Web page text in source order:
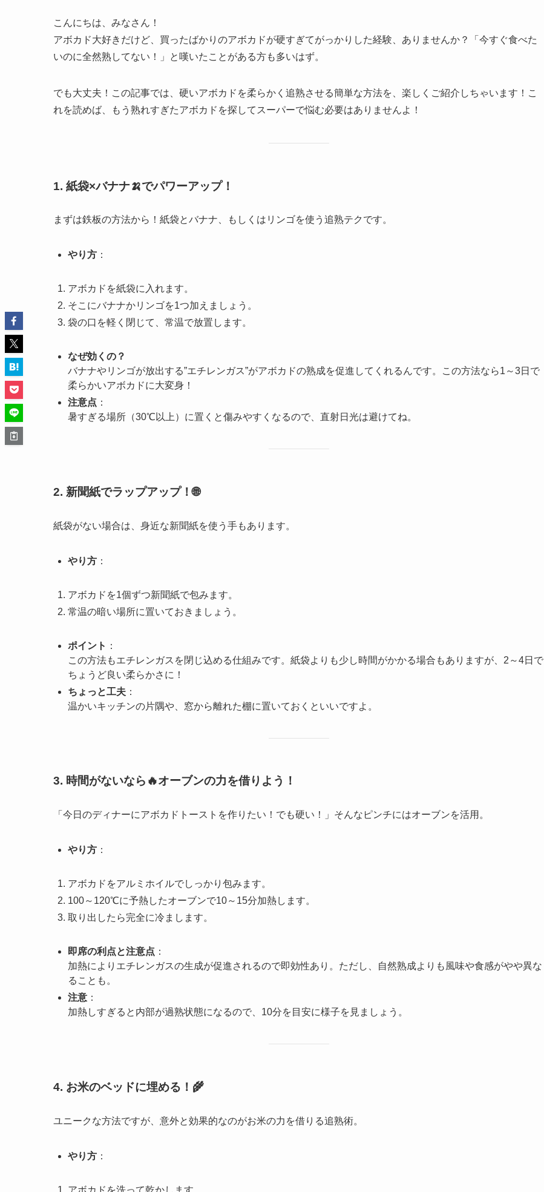
こんにちは、みなさん！
アボカド大好きだけど、買ったばかりのアボカドが硬すぎてがっかりした経験、ありませんか？「今すぐ食べた
いのに全然熟してない！」と嘆いたことがある方も多いはず。
でも大丈夫！この記事では、硬いアボカドを柔らかく追熟させる簡単な方法を、楽しくご紹介しちゃいます！こ
れを読めば、もう熟れすぎたアボカドを探してスーパーで悩む必要はありませんよ！
1. 紙袋×バナナ🍌でパワーアップ！
まずは鉄板の方法から！紙袋とバナナ、もしくはリンゴを使う追熟テクです。
やり方 ：
アボカドを紙袋に入れます。
そこにバナナかリンゴを1つ加えましょう。
袋の口を軽く閉じて、常温で放置します。
なぜ効くの？
バナナやリンゴが放出する”エチレンガス”がアボカドの熟成を促進してくれるんです。この方法なら1～3日で
柔らかいアボカドに大変身！
注意点 ：
暑すぎる場所（30℃以上）に置くと傷みやすくなるので、直射日光は避けてね。
2. 新聞紙でラップアップ！🌐
紙袋がない場合は、身近な新聞紙を使う手もあります。
やり方 ：
アボカドを1個ずつ新聞紙で包みます。
常温の暗い場所に置いておきましょう。
ポイント ：
この方法もエチレンガスを閉じ込める仕組みです。紙袋よりも少し時間がかかる場合もありますが、2～4日で
ちょうど良い柔らかさに！
ちょっと工夫 ：
温かいキッチンの片隅や、窓から離れた棚に置いておくといいですよ。
3. 時間がないなら🔥オーブンの力を借りよう！
「今日のディナーにアボカドトーストを作りたい！でも硬い！」そんなピンチにはオーブンを活用。
やり方 ：
アボカドをアルミホイルでしっかり包みます。
100～120℃に予熱したオーブンで10～15分加熱します。
取り出したら完全に冷まします。
即席の利点と注意点 ：
加熱によりエチレンガスの生成が促進されるので即効性あり。ただし、自然熟成よりも風味や食感がやや異な
ることも。
注意 ：
加熱しすぎると内部が過熟状態になるので、10分を目安に様子を見ましょう。
4. お米のベッドに埋める！🌾
ユニークな方法ですが、意外と効果的なのがお米の力を借りる追熟術。
やり方 ：
アボカドを洗って乾かします。